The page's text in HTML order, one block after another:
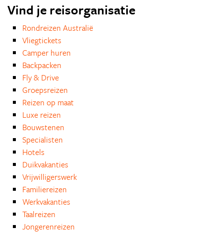
Vind je reisorganisatie
Rondreizen Australië
Vliegtickets
Camper huren
Backpacken
Fly & Drive
Groepsreizen
Reizen op maat
Luxe reizen
Bouwstenen
Specialisten
Hotels
Duikvakanties
Vrijwilligerswerk
Familiereizen
Werkvakanties
Taalreizen
Jongerenreizen